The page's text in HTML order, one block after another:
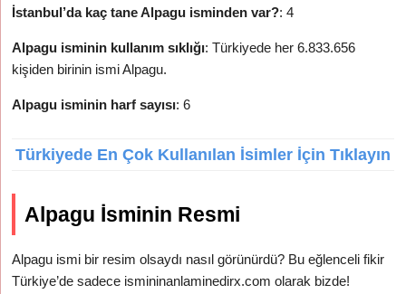
İstanbul’da kaç tane Alpagu isminden var?: 4
Alpagu isminin kullanım sıklığı: Türkiyede her 6.833.656
kişiden birinin ismi Alpagu.
Alpagu isminin harf sayısı: 6
Türkiyede En Çok Kullanılan İsimler İçin Tıklayın
Alpagu İsminin Resmi
Alpagu ismi bir resim olsaydı nasıl görünürdü? Bu eğlenceli fikir
Türkiye’de sadece ismininanlaminedirx.com olarak bizde!